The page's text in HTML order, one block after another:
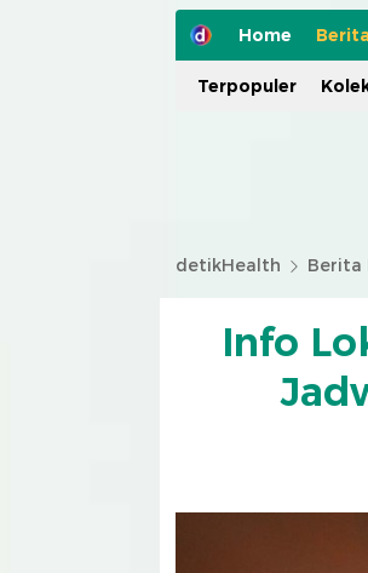
Home
Terpopuler
detikHealth Berita
Info